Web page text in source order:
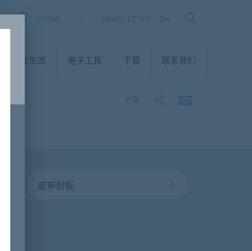
职业生涯 电子工具 下载 联系我们
皮带刮板